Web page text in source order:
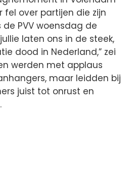
fel over partijen die zijn
de PVV woensdag de
laten ons in de steek,
dood in Nederland,” zei
werden met applaus
maar leidden bij
juist tot onrust en